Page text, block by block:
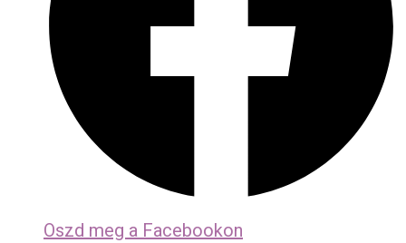
Oszd meg a Facebookon